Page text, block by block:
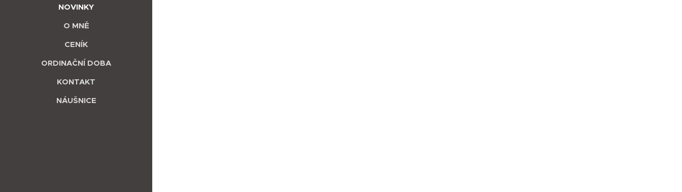
NOVINKY
O MNĚ
CENÍK
ORDINAČNÍ DOBA
KONTAKT
NÁUŠNICE